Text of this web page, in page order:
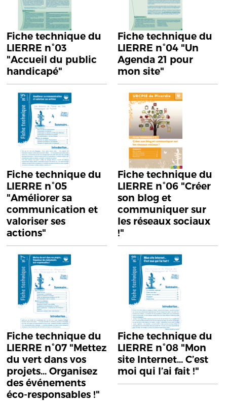
Fiche technique du
LIERRE n°03
"Accueil du public
handicapé"
Fiche technique du
LIERRE n°04 "Un
Agenda 21 pour
mon site"
Fiche technique du
LIERRE n°05
"Améliorer sa
communication et
valoriser ses
actions"
Fiche technique du
LIERRE n°06 "Créer
son blog et
communiquer sur
les réseaux sociaux
!"
Fiche technique du
LIERRE n°07 "Mettez
du vert dans vos
projets... Organisez
des événements
éco-responsables !"
Fiche technique du
LIERRE n°08 "Mon
site Internet... C’est
moi qui l’ai fait !"